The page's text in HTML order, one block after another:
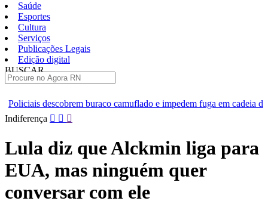
Saúde
Esportes
Cultura
Serviços
Publicações Legais
Edição digital
BUSCAR
camuflado e impedem fuga em cadeia de Ceará-Mirim
Pular
conteúdo
Indiferença
Lula diz que Alckmin liga para
EUA, mas ninguém quer
conversar com ele